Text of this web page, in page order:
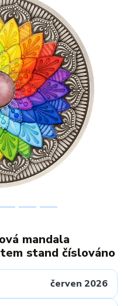
mandala
stand číslováno
červen 2026